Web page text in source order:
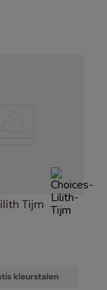
Tijm
kleurstalen